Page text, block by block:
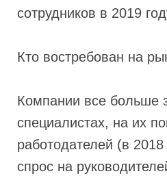
сотрудников в 2019
Кто востребован на
Компании все больше
специалистах, на их
работодателей (в
спрос на